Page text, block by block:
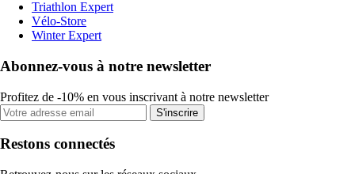
Triathlon Expert
Vélo-Store
Winter Expert
Abonnez-vous à notre newsletter
Profitez de -10% en vous inscrivant à notre newsletter
S'inscrire
Restons connectés